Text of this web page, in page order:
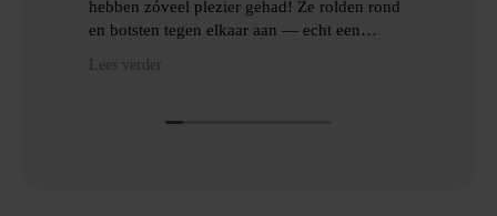
hebben zóveel plezier gehad! Ze rolden rond
en botsten tegen elkaar aan — echt een
Lees verder